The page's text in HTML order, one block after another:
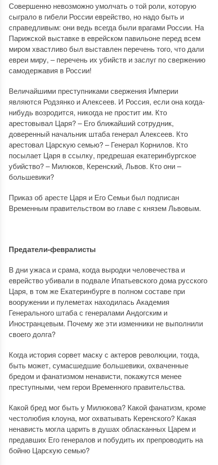
Совершенно невозможно умолчать о той роли, которую
сыграло в гибели России еврейство, но надо быть и
справедливым: они ведь всегда были врагами России. На
Парижской выставке в еврейском павильоне перед всем
миром хвастливо был выставлен перечень того, что дали
евреи миру, – перечень их убийств и заслуг по свержению
самодержавия в России!
Величайшими преступниками свержения Империи
являются Родзянко и Алексеев. И Россия, если она когда-
нибудь возродится, никогда не простит им. Кто
арестовывал Царя? – Его ближайший сотрудник,
доверенный начальник штаба генерал Алексеев. Кто
арестовал Царскую семью? – Генерал Корнилов. Кто
посылает Царя в ссылку, предрешая екатеринбургское
убийство? – Милюков, Керенский, Львов. Кто они –
большевики?
Приказ об аресте Царя и Его Семьи был подписан
Временным правительством во главе с князем Львовым.
Предатели-февралисты
В дни ужаса и срама, когда выродки человечества и
еврейство убивали в подвале Ипатьевского дома русского
Царя, в том же Екатеринбурге в полном составе при
вооружении и пулеметах находилась Академия
Генерального штаба с генералами Андогским и
Иностранцевым. Почему же эти изменники не выполнили
своего долга?
Когда история сорвет маску с актеров революции, тогда,
быть может, сумасшедшие большевики, охваченные
бредом и фанатизмом ненависти, покажутся менее
преступными, чем герои Временного правительства.
Какой бред мог быть у Милюкова? Какой фанатизм, кроме
честолюбия клоуна, мог охватывать Керенского? Какая
ненависть могла царить в душах обласканных Царем и
предавших Его генералов и побудить их препроводить на
бойню Царскую семью?